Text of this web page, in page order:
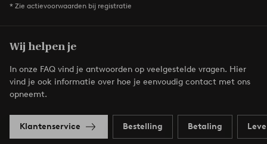
* Zie actievoorwaarden bij registratie
Wij helpen je
In onze FAQ vind je antwoorden op veelgestelde vragen. Hier
vind je ook informatie over hoe je eenvoudig contact met ons
opneemt.
Klantenservice Bestelling Betaling